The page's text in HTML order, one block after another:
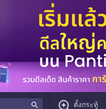
ตั้งกระทู้